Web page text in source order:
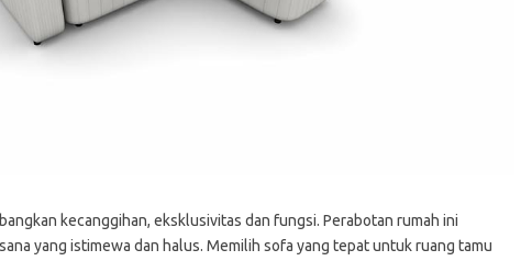
kecanggihan, eksklusivitas dan fungsi. Perabotan rumah ini
yang istimewa dan halus. Memilih sofa yang tepat untuk ruang tamu